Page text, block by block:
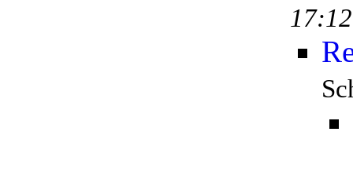
17:12